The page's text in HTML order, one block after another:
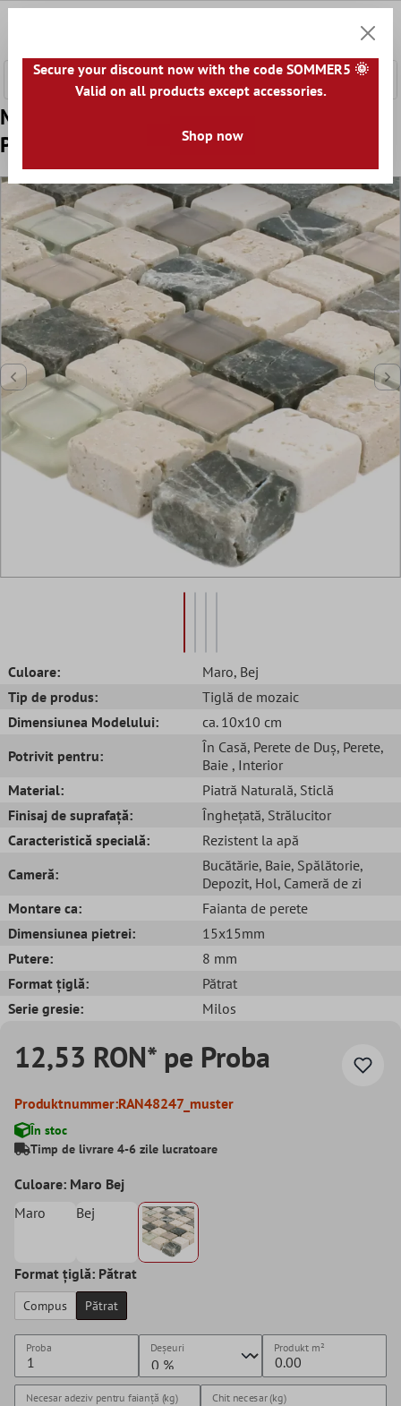
Model din Plăci De Mozaic Milos Sticlă
Piatră Naturală Mix Maro Bej Pătrat
Culoare: Maro, Bej
Tip de produs:
Tiglă de mozaic
Dimensiunea Modelului:
ca. 10x10 cm
Potrivit pentru:
În Casă, Perete de Duș, Perete,
Baie , Interior
Material:
Piatră Naturală, Sticlă
Finisaj de suprafață:
Înghețată, Strălucitor
Caracteristică specială:
Rezistent la apă
Cameră:
Bucătărie, Baie, Spălătorie,
Depozit, Hol, Cameră de zi
Montare ca:
Faianta de perete
Dimensiunea pietrei:
15x15mm
Putere:
8 mm
Format țiglă:
Pătrat
Serie gresie:
Milos
12,53 RON* pe Proba
Produktnummer:RAN48247_muster
În stoc
Timp de livrare 4-6 zile lucratoare
Culoare: Maro Bej
Maro
Bej
Format țiglă: Pătrat
Compus Pătrat
Proba Deșeuri Produkt m²
Necesar adeziv pentru faianță (kg) Chit necesar (kg)
Secure your discount now with the code SOMMER5 🌞
Valid on all products except accessories.
Shop now